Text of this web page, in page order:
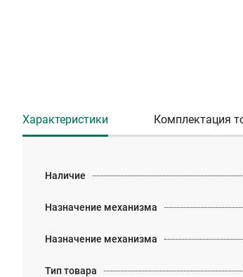
Характеристики Комплектация
Наличие
Назначение механизма
Назначение механизма
Тип товара